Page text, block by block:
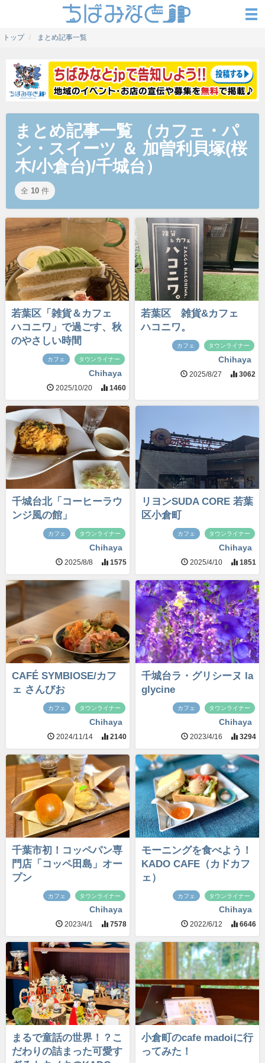
トップ まとめ記事一覧
まとめ記事一覧 （カフェ・パ
ン・スイーツ ＆ 加曽利貝塚(桜
木/小倉台)/千城台）
全 10 件
若葉区「雑貨＆カフェ
ハコニワ」で過ごす、秋
のやさしい時間
カフェ タウンライナー
Chihaya
2025/10/20 1460
若葉区 雑貨&カフェ
ハコニワ。
カフェ タウンライナー
Chihaya
2025/8/27 3062
千城台北「コーヒーラウ
ンジ風の館」
カフェ タウンライナー
Chihaya
2025/8/8 1575
リヨンSUDA CORE 若葉
区小倉町
カフェ タウンライナー
Chihaya
2025/4/10 1851
CAFÉ SYMBIOSE/カフ
ェ さんびお
カフェ タウンライナー
Chihaya
2024/11/14 2140
千城台ラ・グリシーヌ la
glycine
カフェ タウンライナー
Chihaya
2023/4/16 3294
千葉市初！コッペパン専
門店「コッペ田島」オー
プン
カフェ タウンライナー
Chihaya
2023/4/1 7578
モーニングを食べよう！
KADO CAFE（カドカフ
ェ）
カフェ タウンライナー
Chihaya
2022/6/12 6646
まるで童話の世界！？こ
だわりの詰まった可愛す
小倉町のcafe madoiに行
ってみた！